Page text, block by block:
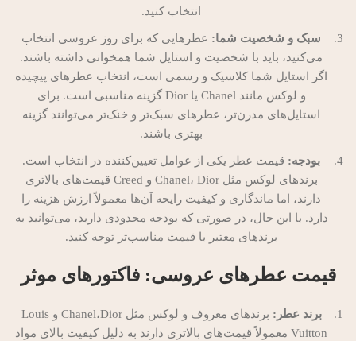
انتخاب کنید.
سبک و شخصیت شما: عطرهایی که برای روز عروسی انتخاب
می‌کنید، باید با شخصیت و استایل شما همخوانی داشته باشند.
اگر استایل شما کلاسیک و رسمی است، انتخاب عطرهای پیچیده
و لوکس مانند Chanel یا Dior گزینه مناسبی است. برای
استایل‌های مدرن‌تر، عطرهای سبک‌تر و خنک‌تر می‌توانند گزینه
بهتری باشند.
بودجه: قیمت عطر یکی از عوامل تعیین‌کننده در انتخاب است.
برندهای لوکس مثل Chanel، Dior و Creed قیمت‌های بالاتری
دارند، اما ماندگاری و کیفیت رایحه آن‌ها معمولاً ارزش هزینه را
دارد. با این حال، در صورتی که بودجه محدودی دارید، می‌توانید به
برندهای معتبر با قیمت مناسب‌تر توجه کنید.
قیمت عطرهای عروسی: فاکتورهای موثر
برند عطر:
برندهای معروف و لوکس مثل Chanel،Dior و Louis
Vuitton معمولاً قیمت‌های بالاتری دارند به دلیل کیفیت بالای مواد